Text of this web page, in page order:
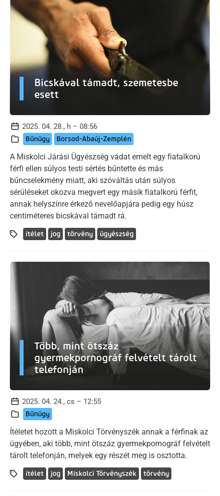
Bicskával támadt, szemetesbe
esett
2025. 04. 28., h – 08:56
Bűnügy Borsod-Abaúj-Zemplén
A Miskolci Járási Ügyészség vádat emelt egy fiatalkorú
férfi ellen súlyos testi sértés bűntette és más
bűncselekmény miatt, aki szóváltás után súlyos
sérüléseket okozva megvert egy másik fiatalkorú férfit,
annak helyszínre érkező nevelőapjára pedig egy húsz
centiméteres bicskával támadt rá.
ítélet jog törvény ügyészség
Több, mint ötszáz
gyermekpornográf felvételt tárolt
telefonján
2025. 04. 24., cs – 12:55
Bűnügy
Ítéletet hozott a Miskolci Törvényszék annak a férfinak az
ügyében, aki több, mint ötszáz gyermekpornográf felvételt
tárolt telefonján, melyek egy részét meg is osztotta.
ítélet jog Miskolci Törvényszék törvény